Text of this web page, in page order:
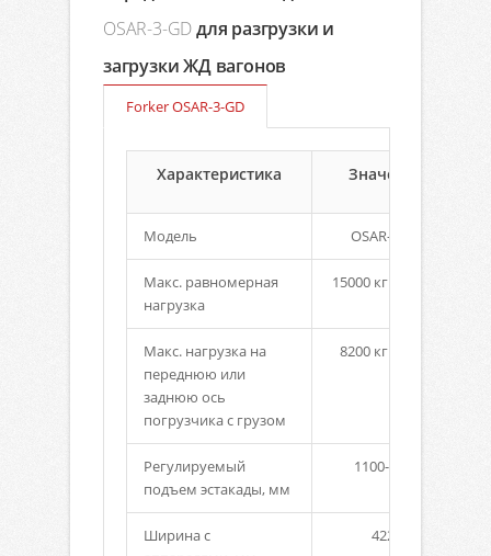
OSAR-3-GDдля разгрузки и
загрузки ЖД вагонов
Forker OSAR-3-GD
Характеристика Значение
Модель OSAR-3-GD
Макс. равномерная
нагрузка
15000 кг (150kN)
Макс. нагрузка на
переднюю или
заднюю ось
погрузчика с грузом
8200 кг (82kN)
Регулируемый
подъем эстакады, мм
1100-1600
Ширина с
4220